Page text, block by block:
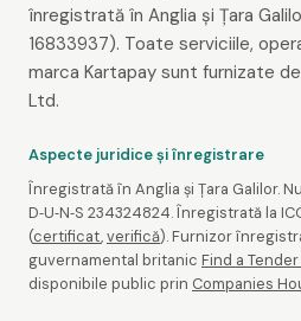
înregistrată în Anglia și Țara
16833937). Toate serviciile,
marca Kartapay sunt furnizate
Ltd.
Aspecte juridice și înregistrare
Înregistrată în Anglia și Țara Galilor.
D‑U‑N‑S 234324824. Înregistrată la
(certificat,verifică). Furnizor
guvernamental britanic Find a
disponibile public prin Companies